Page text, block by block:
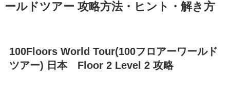
ールドツアー 攻略方法・ヒント・解き方
100Floors World Tour(100フロアーワールド
ツアー) 日本 Floor 2 Level 2 攻略